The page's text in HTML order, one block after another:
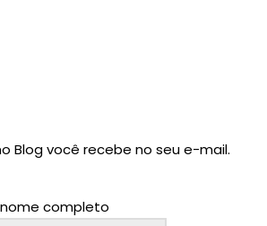
Blog você recebe no seu e-mail.
completo